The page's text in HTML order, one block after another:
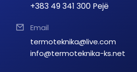
+383 49 341 300 Pejë
Email
termoteknika@live.com
info@termoteknika-ks.net